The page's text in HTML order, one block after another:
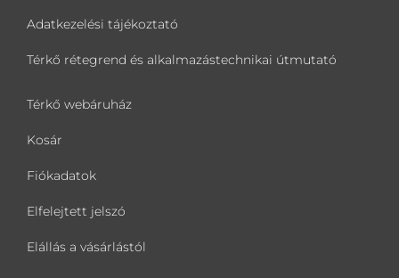
Adatkezelési tájékoztató
Térkő rétegrend és alkalmazástechnikai útmutató
Térkő webáruház
Kosár
Fiókadatok
Elfelejtett jelszó
Elállás a vásárlástól